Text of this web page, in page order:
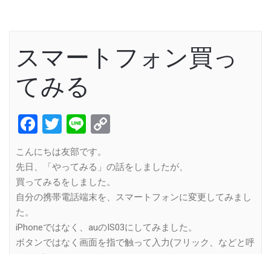
スマートフォン買っ
てみる
Facebook
Twitter
Line
こんにちは友部です。
先日、「やってみる」の話をしましたが、
買ってみるをしました。
自分の携帯電話端末を、スマートフォンに変更してみまし
た。
iPhoneではなく、auのIS03にしてみました。
ボタンではなく画面を指で触って入力(フリック、などと呼